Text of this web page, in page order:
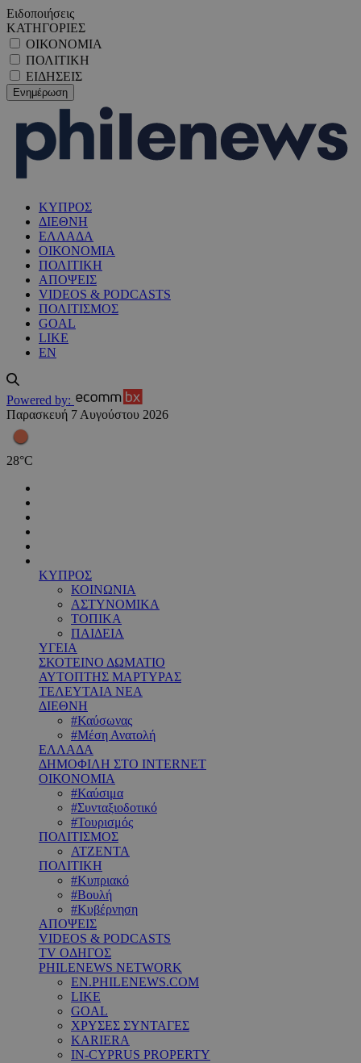
Ειδοποιήσεις
ΚΑΤΗΓΟΡΙΕΣ
ΟΙΚΟΝΟΜΙΑ
ΠΟΛΙΤΙΚΗ
ΕΙΔΗΣΕΙΣ
ΚΥΠΡΟΣ
ΔΙΕΘΝΗ
ΕΛΛΑΔΑ
ΟΙΚΟΝΟΜΙΑ
ΠΟΛΙΤΙΚΗ
ΑΠΟΨΕΙΣ
VIDEOS & PODCASTS
ΠΟΛΙΤΙΣΜΟΣ
GOAL
LIKE
EN
Powered by:
Παρασκευή 7 Αυγούστου 2026
28°C
ΚΥΠΡΟΣ
ΚΟΙΝΩΝΙΑ
ΑΣΤΥΝΟΜΙΚΑ
ΤΟΠΙΚΑ
ΠΑΙΔΕΙΑ
ΥΓΕΙΑ
ΣΚΟΤΕΙΝΟ ΔΩΜΑΤΙΟ
ΑΥΤΟΠΤΗΣ ΜΑΡΤΥΡΑΣ
ΤΕΛΕΥΤΑΙΑ ΝΕΑ
ΔΙΕΘΝΗ
#Καύσωνας
#Μέση Ανατολή
ΕΛΛΑΔΑ
ΔΗΜΟΦΙΛΗ ΣΤΟ INTERNET
ΟΙΚΟΝΟΜΙΑ
#Καύσιμα
#Συνταξιοδοτικό
#Τουρισμός
ΠΟΛΙΤΙΣΜΟΣ
ΑΤΖΕΝΤΑ
ΠΟΛΙΤΙΚΗ
#Κυπριακό
#Βουλή
#Κυβέρνηση
ΑΠΟΨΕΙΣ
VIDEOS & PODCASTS
TV ΟΔΗΓΟΣ
PHILENEWS NETWORK
EN.PHILENEWS.COM
LIKE
GOAL
ΧΡΥΣΕΣ ΣΥΝΤΑΓΕΣ
KARIERA
IN-CYPRUS PROPERTY